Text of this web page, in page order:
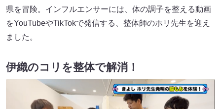
県を冒険。インフルエンサーには、体の調子を整える動画
をYouTubeやTikTokで発信する、整体師のホリ先生を迎え
ました。
伊織のコリを整体で解消！